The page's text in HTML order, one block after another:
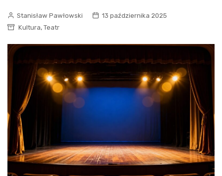
Stanisław Pawłowski
13 października 2025
Kultura, Teatr